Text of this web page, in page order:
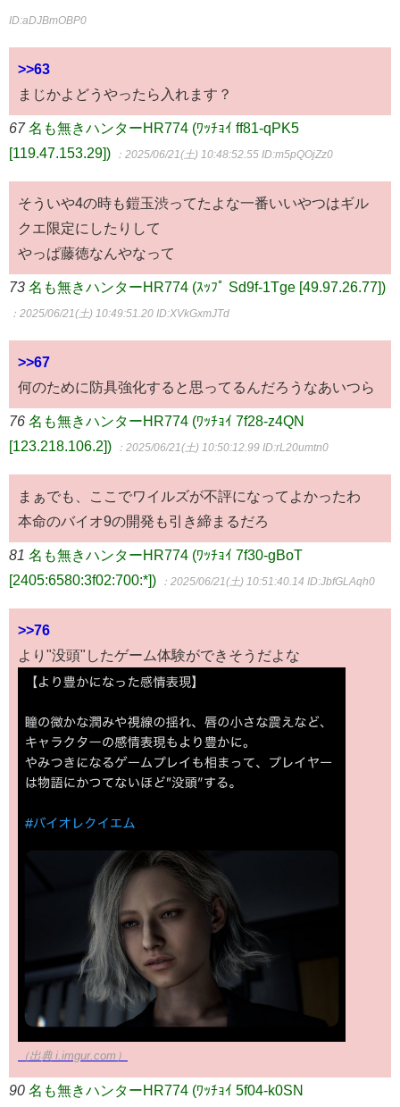
ID:aDJBmOBP0
>>63
まじかよどうやったら入れます？
67 名も無きハンターHR774 (ﾜｯﾁｮｲ ff81-qPK5
[119.47.153.29])
：2025/06/21(土) 10:48:52.55 ID:m5pQOjZz0
そういや4の時も鎧玉渋ってたよな一番いいやつはギル
クエ限定にしたりして
やっぱ藤徳なんやなって
73 名も無きハンターHR774 (ｽｯﾌﾟ Sd9f-1Tge [49.97.26.77])
：2025/06/21(土) 10:49:51.20 ID:XVkGxmJTd
>>67
何のために防具強化すると思ってるんだろうなあいつら
76 名も無きハンターHR774 (ﾜｯﾁｮｲ 7f28-z4QN
[123.218.106.2])
：2025/06/21(土) 10:50:12.99 ID:rL20umtn0
まぁでも、ここでワイルズが不評になってよかったわ
本命のバイオ9の開発も引き締まるだろ
81 名も無きハンターHR774 (ﾜｯﾁｮｲ 7f30-gBoT
[2405:6580:3f02:700:*])
：2025/06/21(土) 10:51:40.14 ID:JbfGLAqh0
>>76
より"没頭"したゲーム体験ができそうだよな
（出典 i.imgur.com）
90 名も無きハンターHR774 (ﾜｯﾁｮｲ 5f04-k0SN